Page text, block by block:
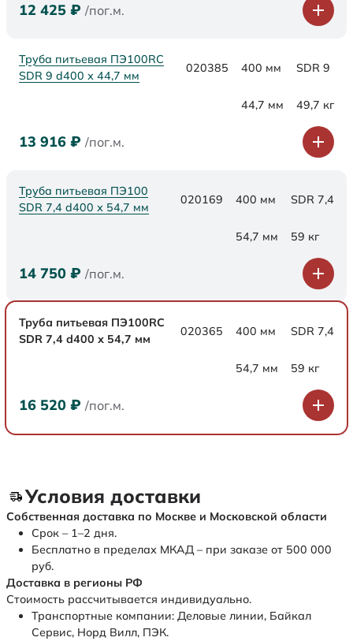
12 425 ₽ /пог.м.
Труба питьевая ПЭ100RC
SDR 9 d400 х 44,7 мм
020385 400 мм SDR 9
44,7 мм 49,7 кг
13 916 ₽ /пог.м.
Труба питьевая ПЭ100
SDR 7,4 d400 х 54,7 мм
020169 400 мм SDR 7,4
54,7 мм 59 кг
14 750 ₽ /пог.м.
Труба питьевая ПЭ100RC
SDR 7,4 d400 х 54,7 мм
020365 400 мм SDR 7,4
54,7 мм 59 кг
16 520 ₽ /пог.м.
Условия доставки
Собственная доставка по Москве и Московской области
Срок – 1–2 дня.
Бесплатно в пределах МКАД – при заказе от 500 000
руб.
Доставка в регионы РФ
Стоимость рассчитывается индивидуально.
Транспортные компании: Деловые линии, Байкал
Сервис, Норд Вилл, ПЭК.